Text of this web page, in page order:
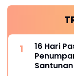
16 Hari